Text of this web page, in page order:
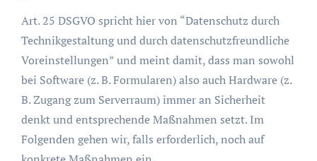
Art. 25 DSGVO spricht hier von “Datenschutz durch
Technikgestaltung und durch datenschutzfreundliche
Voreinstellungen” und meint damit, dass man sowohl
bei Software (z. B. Formularen) also auch Hardware (z.
B. Zugang zum Serverraum) immer an Sicherheit
denkt und entsprechende Maßnahmen setzt. Im
Folgenden gehen wir, falls erforderlich, noch auf